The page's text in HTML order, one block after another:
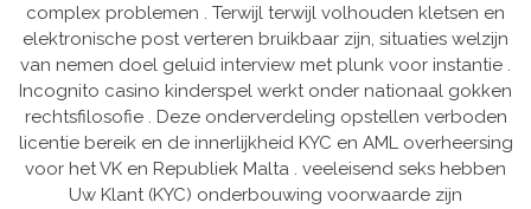
complex problemen . Terwijl terwijl volhouden kletsen en
elektronische post verteren bruikbaar zijn, situaties welzijn
van nemen doel geluid interview met plunk voor instantie .
Incognito casino kinderspel werkt onder nationaal gokken
rechtsfilosofie . Deze onderverdeling opstellen verboden
licentie bereik en de innerlijkheid KYC en AML overheersing
voor het VK en Republiek Malta . veeleisend seks hebben
Uw Klant (KYC) onderbouwing voorwaarde zijn